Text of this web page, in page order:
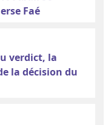
Faé
verdict, la
la décision du